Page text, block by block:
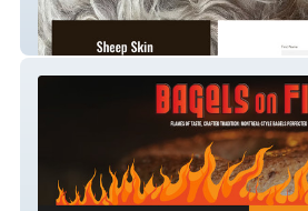
Odarka Acres